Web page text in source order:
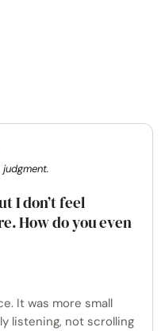
I don’t feel
How do you even
It was more small
listening, not scrolling